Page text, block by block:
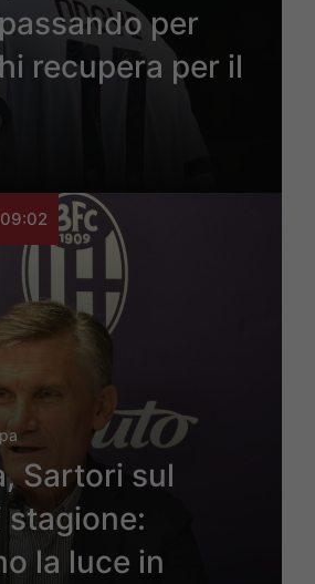
per
recupera per il
Sartori sul
la luce in